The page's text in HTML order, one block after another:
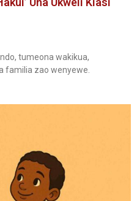
tumeona wakikua,
familia zao wenyewe.